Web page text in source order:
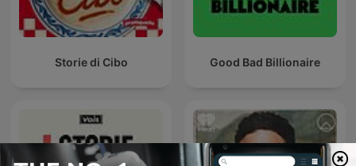
Storie di Cibo Good Bad Billionaire